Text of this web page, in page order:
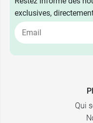
exclusives,
Qui